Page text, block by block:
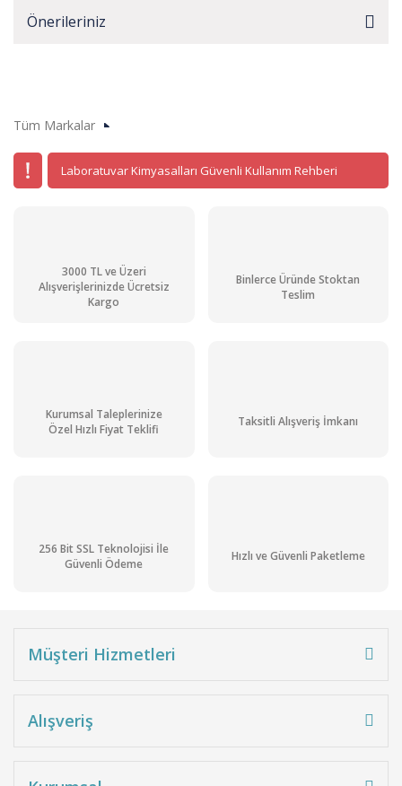
Önerileriniz
Tüm Markalar
Laboratuvar Kimyasalları Güvenli Kullanım Rehberi
3000 TL ve Üzeri
Alışverişlerinizde Ücretsiz
Kargo
Binlerce Üründe Stoktan
Teslim
Kurumsal Taleplerinize
Özel Hızlı Fiyat Teklifi
Taksitli Alışveriş İmkanı
256 Bit SSL Teknolojisi İle
Güvenli Ödeme
Hızlı ve Güvenli Paketleme
Müşteri Hizmetleri
Alışveriş